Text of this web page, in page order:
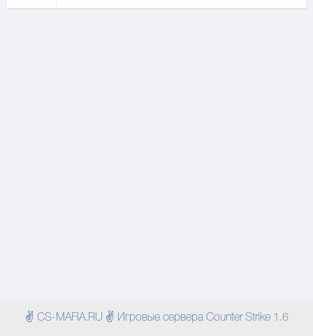
✌ CS-MAFIA.RU ✌ Игровые сервера Counter Strike 1.6